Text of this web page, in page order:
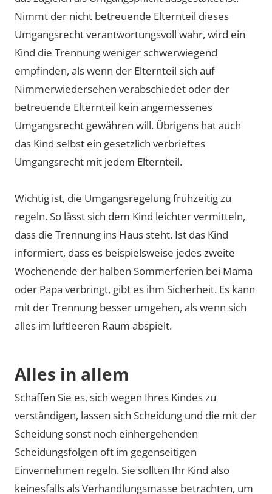
Nimmt der nicht betreuende Elternteil dieses
Umgangsrecht verantwortungsvoll wahr, wird ein
Kind die Trennung weniger schwerwiegend
empfinden, als wenn der Elternteil sich auf
Nimmerwiedersehen verabschiedet oder der
betreuende Elternteil kein angemessenes
Umgangsrecht gewähren will. Übrigens hat auch
das Kind selbst ein gesetzlich verbrieftes
Umgangsrecht mit jedem Elternteil.
Wichtig ist, die Umgangsregelung frühzeitig zu
regeln. So lässt sich dem Kind leichter vermitteln,
dass die Trennung ins Haus steht. Ist das Kind
informiert, dass es beispielsweise jedes zweite
Wochenende der halben Sommerferien bei Mama
oder Papa verbringt, gibt es ihm Sicherheit. Es kann
mit der Trennung besser umgehen, als wenn sich
alles im luftleeren Raum abspielt.
Alles in allem
Schaffen Sie es, sich wegen Ihres Kindes zu
verständigen, lassen sich Scheidung und die mit der
Scheidung sonst noch einhergehenden
Scheidungsfolgen oft im gegenseitigen
Einvernehmen regeln. Sie sollten Ihr Kind also
keinesfalls als Verhandlungsmasse betrachten, um